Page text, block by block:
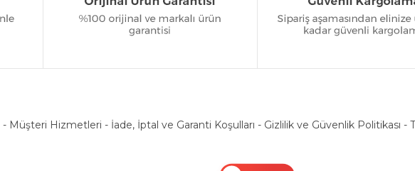
- Müşteri Hizmetleri - İade, İptal ve Garanti Koşulları - Gizlilik ve Güvenlik Politikası -